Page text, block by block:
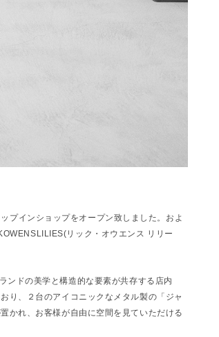
プインショップをオープン致しました。およ
リック・オウエンス リリー
ンドの美学と構造的な要素が共存する店内
り、
２台のアイコニックなメタル製の「ジャ
かれ、お客様が自由に空間を見ていただける